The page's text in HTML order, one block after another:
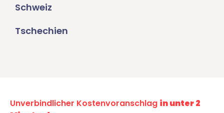
Schweiz
Tschechien
Unverbindlicher Kostenvoranschlag in unter 2